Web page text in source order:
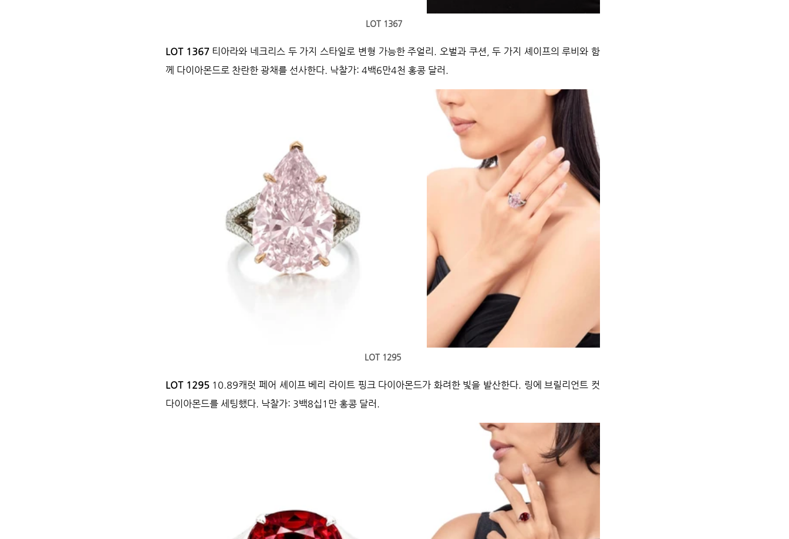
LOT 1367
LOT 1367 티아라와 네크리스 두 가지 스타일로 변형 가능한 주얼리. 오벌과 쿠션, 두 가지 셰이프의 루비와 함
께 다이아몬드로 찬란한 광채를 선사한다. 낙찰가: 4백6만4천 홍콩 달러.
LOT 1295
LOT 1295 10.89캐럿 페어 셰이프 베리 라이트 핑크 다이아몬드가 화려한 빛을 발산한다. 링에 브릴리언트 컷
다이아몬드를 세팅했다. 낙찰가: 3백8십1만 홍콩 달러.